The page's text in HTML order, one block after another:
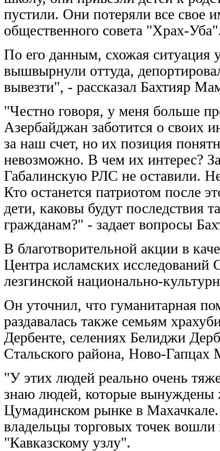
пустили. Они потеряли все свое
общественного совета "Храх-
По его данным, схожая
вышвырнули оттуда,
вывезти", - рассказал Бахтияр
"Честно говоря, у меня больше
Азербайджан заботится о своих
за наш счет, но их позиция
невозможно. В чем их интерес?
Габалинскую РЛС не оставили.
Кто останется патриотом после
дети, каковы будут последствия
гражданам?" - задает вопросы
В благотворительной акции в
Центра исламских исследований
лезгинской национально-
Он уточнил, что гуманитарная
раздавалась также семьям
Дербенте, селениях Белиджи
Стальского района, Ново-Гапцах
"У этих людей реально очень
знаю людей, которые вынуждены
Цумадинском рынке в
владельцы торговых точек
"Кавказскому узлу".